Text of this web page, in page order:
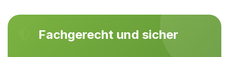
Fachgerecht und sicher